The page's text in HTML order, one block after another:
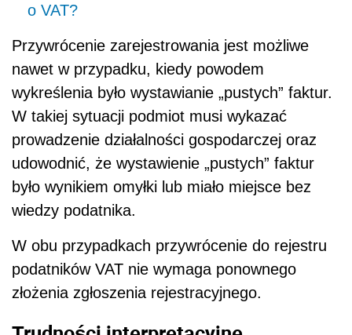
o VAT?
Przywrócenie zarejestrowania jest możliwe
nawet w przypadku, kiedy powodem
wykreślenia było wystawianie „pustych” faktur.
W takiej sytuacji podmiot musi wykazać
prowadzenie działalności gospodarczej oraz
udowodnić, że wystawienie „pustych” faktur
było wynikiem omyłki lub miało miejsce bez
wiedzy podatnika.
W obu przypadkach przywrócenie do rejestru
podatników VAT nie wymaga ponownego
złożenia zgłoszenia rejestracyjnego.